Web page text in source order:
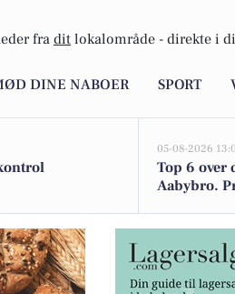
fra dit lokalområde - direkte i
DINE NABOER SPORT
05-08-2026
Top 6 over
Aabybro.